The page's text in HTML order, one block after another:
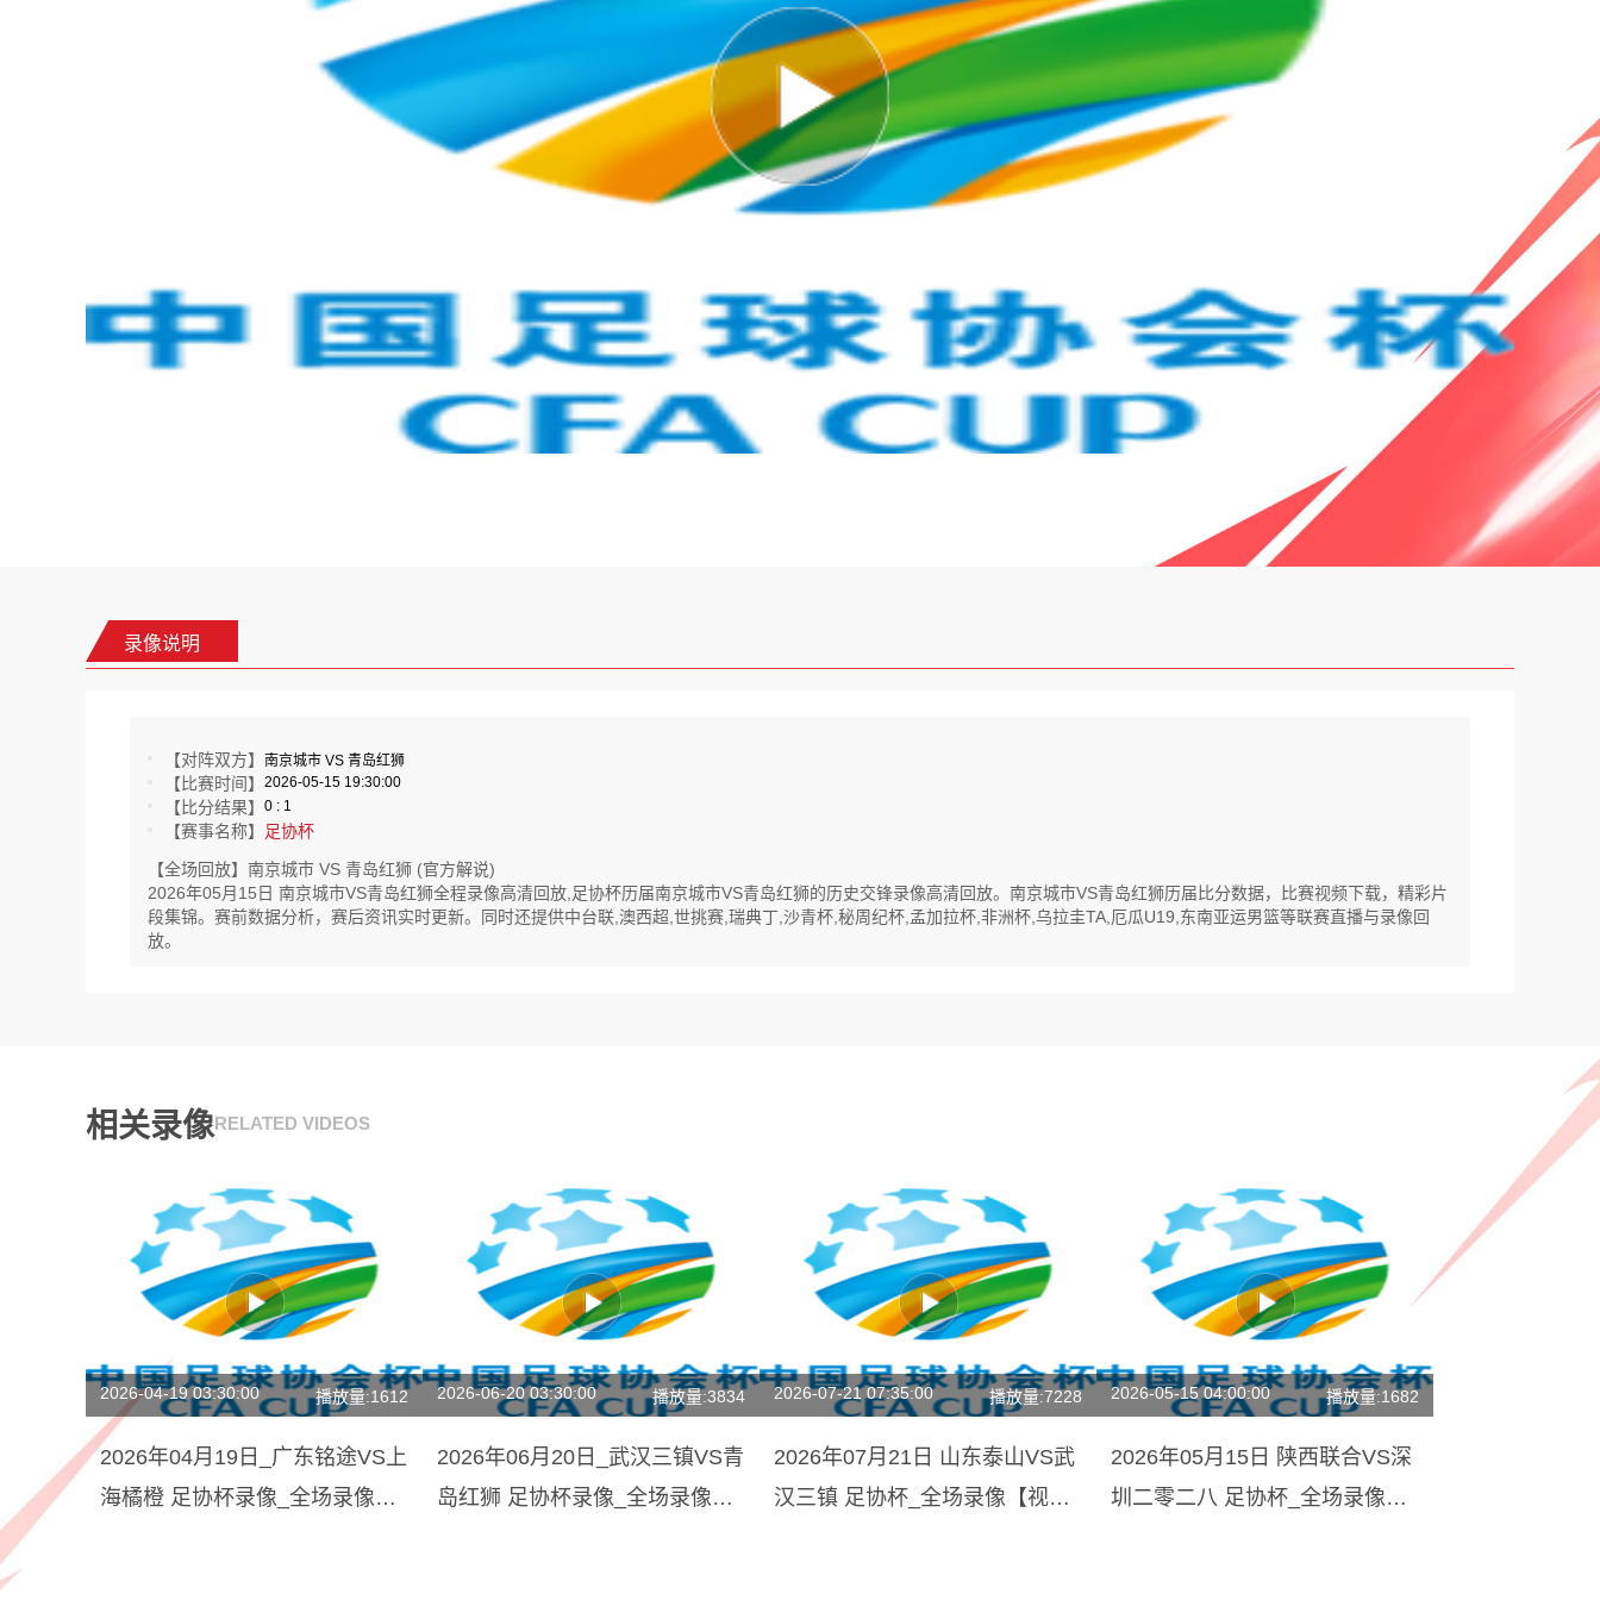
录像说明
【对阵双方】 南京城市 VS 青岛红狮
【比赛时间】 2026-05-15 19:30:00
【比分结果】 0 : 1
【赛事名称】
足协杯
【全场回放】南京城市 VS 青岛红狮 (官方解说)
2026年05月15日 南京城市VS青岛红狮全程录像高清回放,足协杯历届南京城市VS青岛红狮的历史交锋录像高清回放。南京城市VS青岛红狮历届比分数据，比赛视频下载，精彩片
段集锦。赛前数据分析，赛后资讯实时更新。同时还提供中台联,澳西超,世挑赛,瑞典丁,沙青杯,秘周纪杯,孟加拉杯,非洲杯,乌拉圭TA,厄瓜U19,东南亚运男篮等联赛直播与录像回
放。
相关录像RELATED VIDEOS
2026-04-19 03:30:00 播放量:1612
2026年04月19日_广东铭途VS上
海橘橙 足协杯录像_全场录像
2026-06-20 03:30:00 播放量:3834
2026年06月20日_武汉三镇VS青
岛红狮 足协杯录像_全场录像
2026-07-21 07:35:00 播放量:7228
2026年07月21日 山东泰山VS武
汉三镇 足协杯_全场录像【视频
2026-05-15 04:00:00 播放量:1682
2026年05月15日 陕西联合VS深
圳二零二八 足协杯_全场录像